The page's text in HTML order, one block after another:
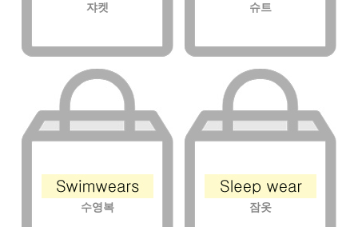
쟈켓 슈트
수영복 잠옷